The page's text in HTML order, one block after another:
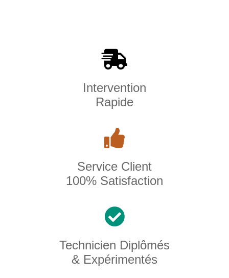
Intervention
Rapide
Service Client
100% Satisfaction
Technicien Diplômés
& Expérimentés